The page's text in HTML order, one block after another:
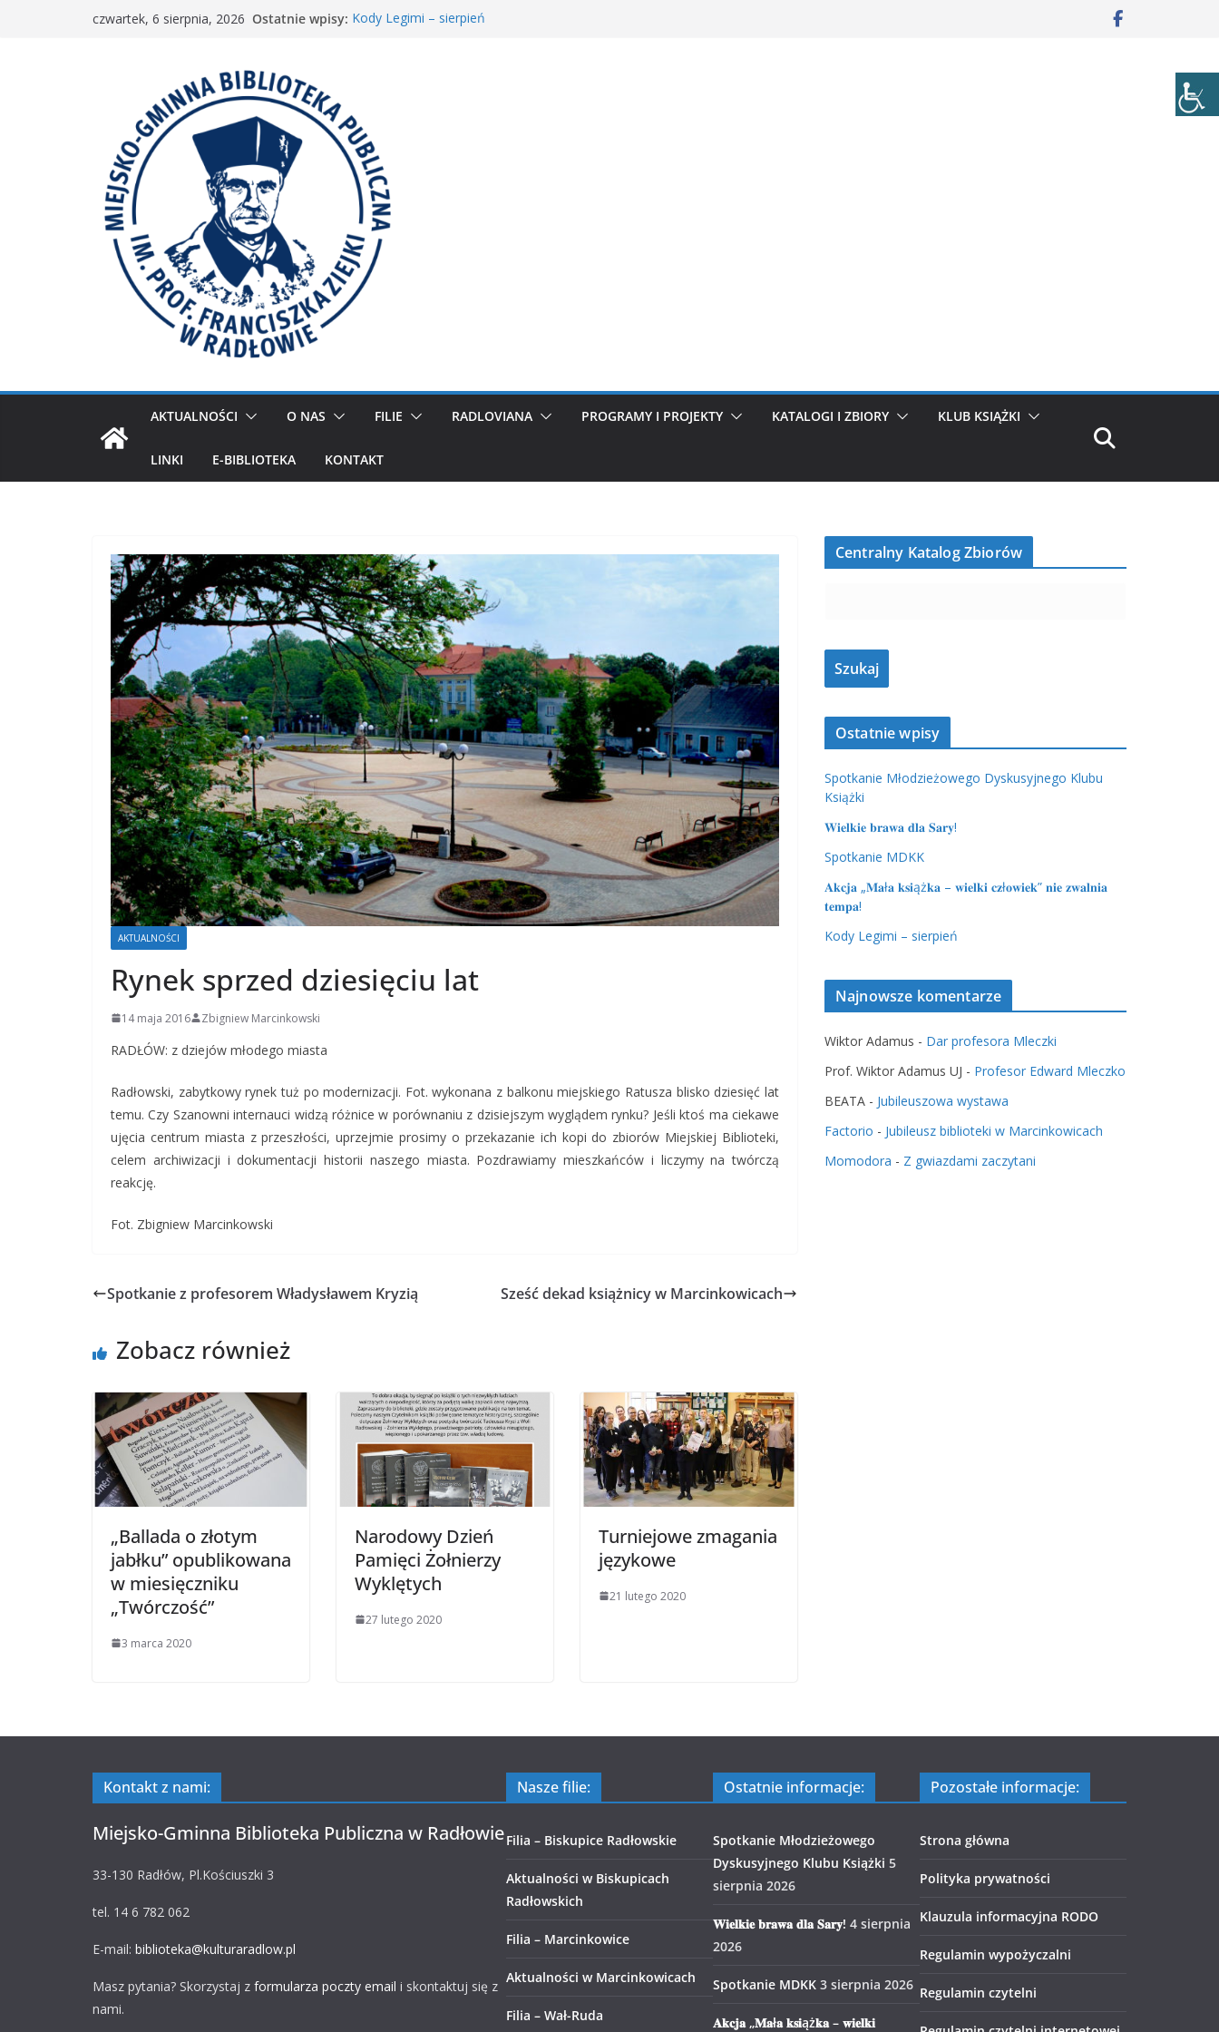
czwartek, 6 sierpnia, 2026 Ostatnie wpisy: Kody Legimi – sierpień
AKTUALNOŚCI O NAS FILIE RADLOVIANA PROGRAMY I PROJEKTY KATALOGI I ZBIORY KLUB KSIĄŻKI
LINKI E-BIBLIOTEKA KONTAKT
AKTUALNOŚCI
Rynek sprzed dziesięciu lat
14 maja 2016 Zbigniew Marcinkowski
RADŁÓW: z dziejów młodego miasta
Radłowski, zabytkowy rynek tuż po modernizacji. Fot. wykonana z balkonu miejskiego Ratusza blisko dziesięć lat
temu. Czy Szanowni internauci widzą różnice w porównaniu z dzisiejszym wyglądem rynku? Jeśli ktoś ma ciekawe
ujęcia centrum miasta z przeszłości, uprzejmie prosimy o przekazanie ich kopi do zbiorów Miejskiej Biblioteki,
celem archiwizacji i dokumentacji historii naszego miasta. Pozdrawiamy mieszkańców i liczymy na twórczą
reakcję.
Fot. Zbigniew Marcinkowski
Spotkanie z profesorem Władysławem Kryzią Sześć dekad książnicy w Marcinkowicach
Zobacz również
„Ballada o złotym
jabłku” opublikowana
w miesięczniku
„Twórczość”
3 marca 2020
Narodowy Dzień
Pamięci Żołnierzy
Wyklętych
27 lutego 2020
Turniejowe zmagania
językowe
21 lutego 2020
Centralny Katalog Zbiorów
Ostatnie wpisy
Spotkanie Młodzieżowego Dyskusyjnego Klubu
Książki
𝐖𝐢𝐞𝐥𝐤𝐢𝐞 𝐛𝐫𝐚𝐰𝐚 𝐝𝐥𝐚 𝐒𝐚𝐫𝐲!
Spotkanie MDKK
𝐀𝐤𝐜𝐣𝐚 „𝐌𝐚ł𝐚 𝐤𝐬𝐢ąż𝐤𝐚 – 𝐰𝐢𝐞𝐥𝐤𝐢 𝐜𝐳ł𝐨𝐰𝐢𝐞𝐤” 𝐧𝐢𝐞 𝐳𝐰𝐚𝐥𝐧𝐢𝐚
𝐭𝐞𝐦𝐩𝐚!
Kody Legimi – sierpień
Najnowsze komentarze
Wiktor Adamus - Dar profesora Mleczki
Prof. Wiktor Adamus UJ - Profesor Edward Mleczko
BEATA - Jubileuszowa wystawa
Factorio - Jubileusz biblioteki w Marcinkowicach
Momodora - Z gwiazdami zaczytani
Kontakt z nami:
Miejsko-Gminna Biblioteka Publiczna w Radłowie
33-130 Radłów, Pl.Kościuszki 3
tel. 14 6 782 062
E-mail: biblioteka@kulturaradlow.pl
Masz pytania? Skorzystaj z formularza poczty email i skontaktuj się z
nami.
Nasze filie:
Filia – Biskupice Radłowskie
Aktualności w Biskupicach
Radłowskich
Filia – Marcinkowice
Aktualności w Marcinkowicach
Filia – Wał-Ruda
Ostatnie informacje:
Spotkanie Młodzieżowego
Dyskusyjnego Klubu Książki 5
sierpnia 2026
𝐖𝐢𝐞𝐥𝐤𝐢𝐞 𝐛𝐫𝐚𝐰𝐚 𝐝𝐥𝐚 𝐒𝐚𝐫𝐲! 4 sierpnia
2026
Spotkanie MDKK 3 sierpnia 2026
𝐀𝐤𝐜𝐣𝐚 „𝐌𝐚ł𝐚 𝐤𝐬𝐢ąż𝐤𝐚 – 𝐰𝐢𝐞𝐥𝐤𝐢
Pozostałe informacje:
Strona główna
Polityka prywatności
Klauzula informacyjna RODO
Regulamin wypożyczalni
Regulamin czytelni